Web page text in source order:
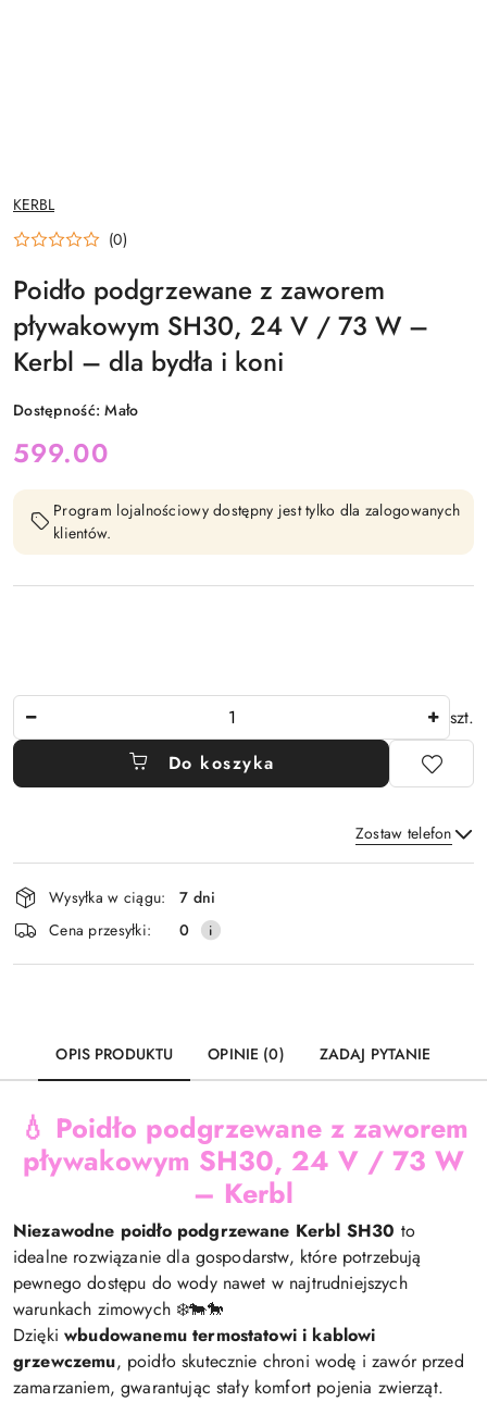
NAZWA
PRODUCENTA:
KERBL
(0)
Poidło podgrzewane z zaworem
pływakowym SH30, 24 V / 73 W –
Kerbl – dla bydła i koni
Dostępność:Mało
cena:
599.00
Program lojalnościowy dostępny jest tylko dla zalogowanych
klientów.
szt.
Do koszyka
Zostaw telefon
Wyślij
Dostępność
i
dostawa
Wysyłka w ciągu:
7 dni
Cena przesyłki:
0
OPIS PRODUKTU OPINIE (0) ZADAJ PYTANIE
💧 Poidło podgrzewane z zaworem
pływakowym SH30, 24 V / 73 W
– Kerbl
Niezawodne poidło podgrzewane Kerbl SH30 to
idealne rozwiązanie dla gospodarstw, które potrzebują
pewnego dostępu do wody nawet w najtrudniejszych
warunkach zimowych ❄️🐄🐎
Dziękiwbudowanemu termostatowi i kablowi
grzewczemu, poidło skutecznie chroni wodę i zawór przed
zamarzaniem, gwarantując stały komfort pojenia zwierząt.